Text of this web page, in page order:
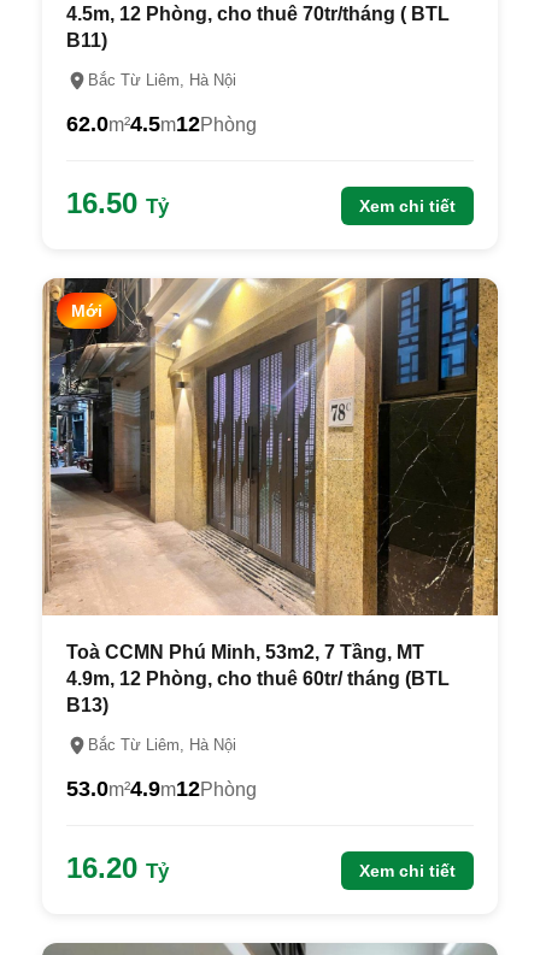
4.5m, 12 Phòng, cho thuê 70tr/tháng ( BTL
B11)
Bắc Từ Liêm, Hà Nội
62.0m²4.5m12Phòng
16.50 Tỷ Xem chi tiết
Mới
Toà CCMN Phú Minh, 53m2, 7 Tầng, MT
4.9m, 12 Phòng, cho thuê 60tr/ tháng (BTL
B13)
Bắc Từ Liêm, Hà Nội
53.0m²4.9m12Phòng
16.20 Tỷ Xem chi tiết